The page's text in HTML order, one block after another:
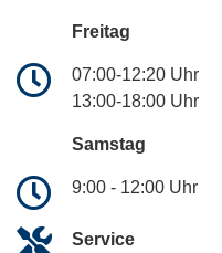
Freitag
07:00-12:20 Uhr
13:00-18:00 Uhr
Samstag
9:00 - 12:00 Uhr
Service